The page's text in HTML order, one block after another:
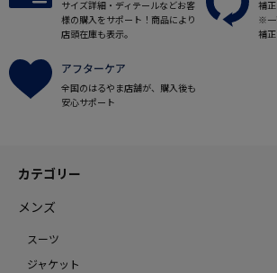
サイズ詳細・ディテールなどお客
様の購入をサポート！商品により
店頭在庫も表示。
補
※一
補
アフターケア
全国のはるやま店舗が、購入後も
安心サポート
カテゴリー
メンズ
スーツ
ジャケット